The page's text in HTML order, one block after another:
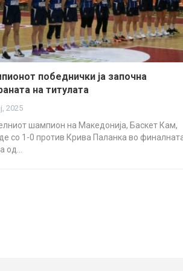
победнички ја започна
на титулата
2025
шампион на Македонија, Баскет Кам,
со 1-0 против Крива Паланка во
од…